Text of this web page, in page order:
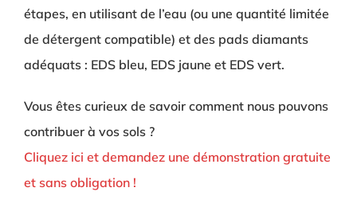
étapes, en utilisant de l’eau (ou une quantité limitée
de détergent compatible) et des pads diamants
adéquats : EDS bleu, EDS jaune et EDS vert.
Vous êtes curieux de savoir comment nous pouvons
contribuer à vos sols ?
Cliquez ici et demandez une démonstration gratuite
et sans obligation !